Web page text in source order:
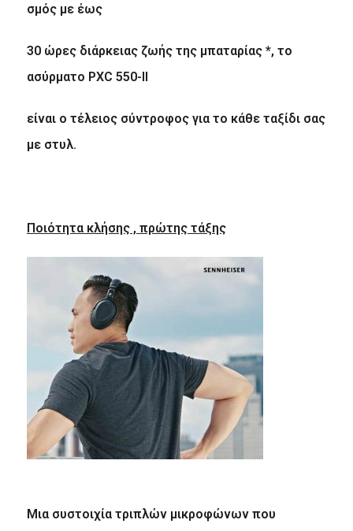
σμός με έως
30 ώρες διάρκειας ζωής της μπαταρίας *, το
ασύρματο PXC 550-II
είναι ο τέλειος σύντροφος για το κάθε ταξίδι σας
με στυλ.
Ποιότητα κλήσης , πρώτης τάξης
Μια συστοιχία τριπλών μικροφώνων που